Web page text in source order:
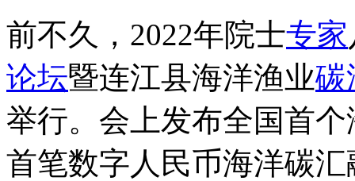
前不久，2022年院士专家
论坛暨连江县海洋渔业碳
举行。会上发布全国首
首笔数字人民币海洋碳